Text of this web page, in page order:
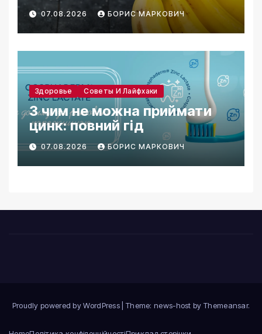
07.08.2026 БОРИС МАРКОВИЧ
Здоровье Советы И Лайфхаки
З чим не можна приймати
цинк: повний гід
07.08.2026 БОРИС МАРКОВИЧ
Proudly powered by WordPress Theme: news-host by Themeansar.